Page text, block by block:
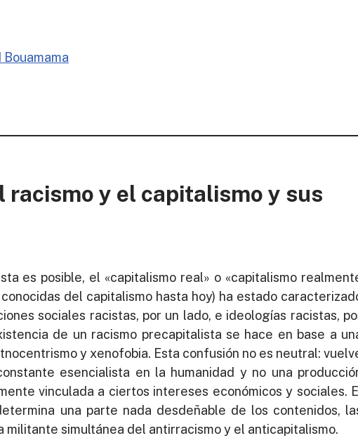
y el capitalismo y sus
es posible, el «capitalismo real» o «capitalismo
del capitalismo hasta hoy) ha estado
sociales racistas, por un lado, e ideologías racistas,
de un racismo precapitalista se hace en base a
y xenofobia. Esta confusión no es neutral:
esencialista en la humanidad y no una
vinculada a ciertos intereses económicos y sociales.
una parte nada desdeñable de los contenidos,
simultánea del antirracismo y el anticapitalismo.